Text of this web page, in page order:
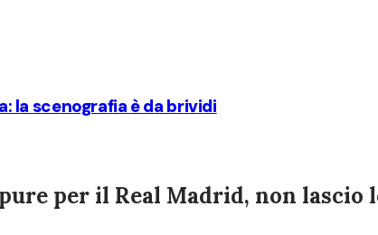
la scenografia è da brividi
per il Real Madrid, non lascio